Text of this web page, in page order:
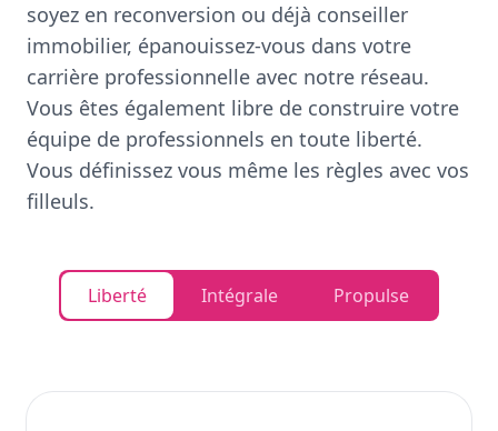
soyez en reconversion ou déjà conseiller
immobilier, épanouissez-vous dans votre
carrière professionnelle avec notre réseau.
Vous êtes également libre de construire votre
équipe de professionnels en toute liberté.
Vous définissez vous même les règles avec vos
filleuls.
Liberté Intégrale Propulse